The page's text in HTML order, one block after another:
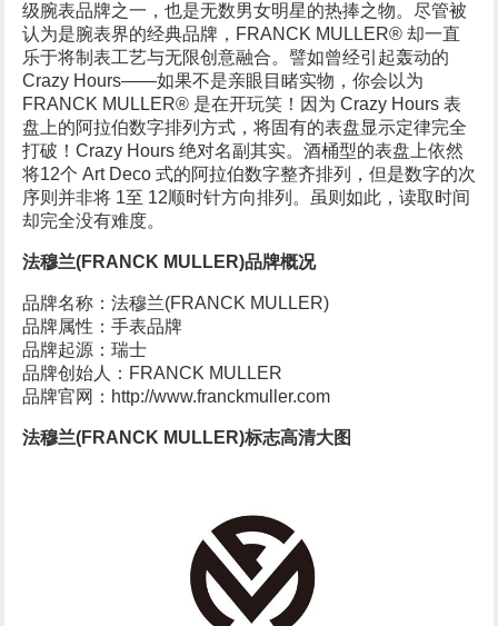
级腕表品牌之一，也是无数男女明星的热捧之物。尽管被
认为是腕表界的经典品牌，FRANCK MULLER® 却一直
乐于将制表工艺与无限创意融合。譬如曾经引起轰动的
Crazy Hours——如果不是亲眼目睹实物，你会以为
FRANCK MULLER® 是在开玩笑！因为 Crazy Hours 表
盘上的阿拉伯数字排列方式，将固有的表盘显示定律完全
打破！Crazy Hours 绝对名副其实。酒桶型的表盘上依然
将12个 Art Deco 式的阿拉伯数字整齐排列，但是数字的次
序则并非将 1至 12顺时针方向排列。虽则如此，读取时间
却完全没有难度。
法穆兰(FRANCK MULLER)品牌概况
品牌名称：法穆兰(FRANCK MULLER)
品牌属性：手表品牌
品牌起源：瑞士
品牌创始人：FRANCK MULLER
品牌官网：http://www.franckmuller.com
法穆兰(FRANCK MULLER)标志高清大图